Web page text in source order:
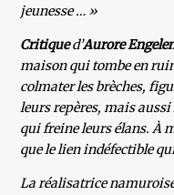
jeunesse … »
Critiqued’Aurore
maison qui tombe en
colmater les brèches,
leurs repères, mais
qui freine leurs élans. À
que le lien indéfectible
La réalisatrice